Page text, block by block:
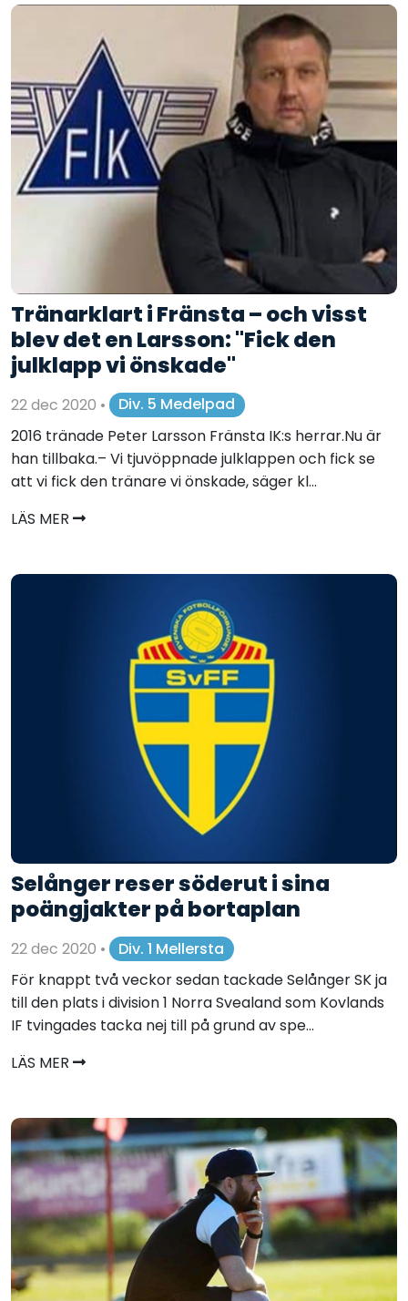
Tränarklart i Fränsta – och visst
blev det en Larsson: "Fick den
julklapp vi önskade"
22 dec 2020 •
Div. 5 Medelpad
2016 tränade Peter Larsson Fränsta IK:s herrar.Nu är
han tillbaka.– Vi tjuvöppnade julklappen och fick se
att vi fick den tränare vi önskade, säger kl...
LÄS MER
Selånger reser söderut i sina
poängjakter på bortaplan
22 dec 2020 •
Div. 1 Mellersta
För knappt två veckor sedan tackade Selånger SK ja
till den plats i division 1 Norra Svealand som Kovlands
IF tvingades tacka nej till på grund av spe...
LÄS MER